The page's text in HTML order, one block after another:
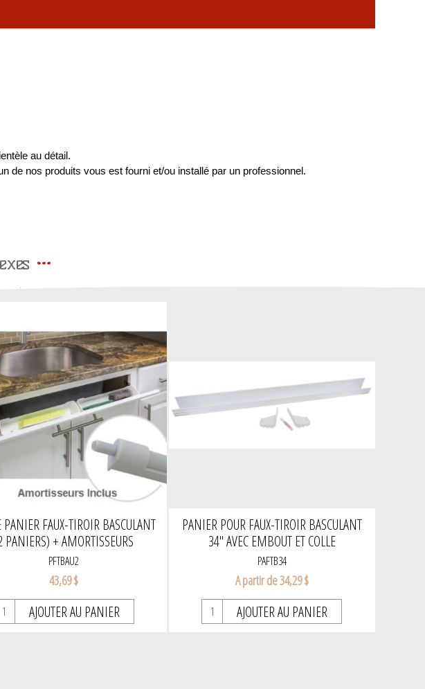
au détail.
de nos produits vous est fourni et/ou installé par un professionnel.
PANIER FAUX-TIROIR BASCULANT
PANIERS) + AMORTISSEURS
PFTBAU2
43,69 $
AJOUTER AU PANIER
PANIER POUR FAUX-TIROIR BASCULANT
34'' AVEC EMBOUT ET COLLE
PAFTB34
A partir de 34,29 $
AJOUTER AU PANIER